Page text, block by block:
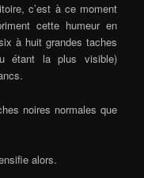
c’est à ce moment
cette humeur en
à huit grandes taches
étant la plus visible)
noires normales que
alors.